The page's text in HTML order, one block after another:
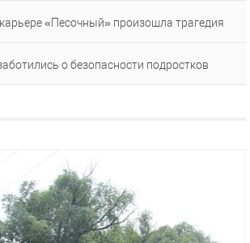
«Песочный» произошла трагедия
о безопасности подростков